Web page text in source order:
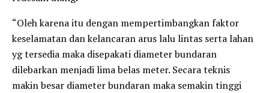
“Oleh karena itu dengan mempertimbangkan faktor
keselamatan dan kelancaran arus lalu lintas serta lahan
yg tersedia maka disepakati diameter bundaran
dilebarkan menjadi lima belas meter. Secara teknis
makin besar diameter bundaran maka semakin tinggi